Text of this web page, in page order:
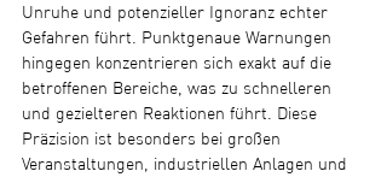
Unruhe und potenzieller Ignoranz echter
Gefahren führt. Punktgenaue Warnungen
hingegen konzentrieren sich exakt auf die
betroffenen Bereiche, was zu schnelleren
und gezielteren Reaktionen führt. Diese
Präzision ist besonders bei großen
Veranstaltungen, industriellen Anlagen und